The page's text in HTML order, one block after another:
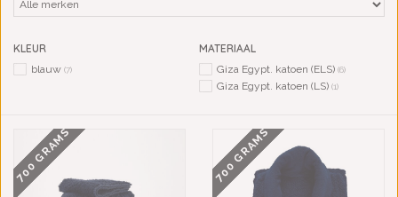
KLEUR
blauw (7)
MATERIAAL
Giza Egypt. katoen (ELS) (6)
Giza Egypt. katoen (LS) (1)
700 GRAMS 700 GRAMS